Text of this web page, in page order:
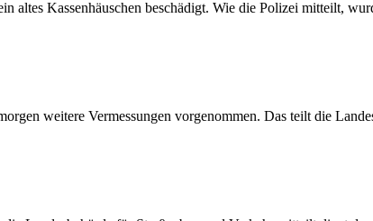
Kassenhäuschen beschädigt. Wie die Polizei mitteilt,
weitere Vermessungen vorgenommen. Das teilt die